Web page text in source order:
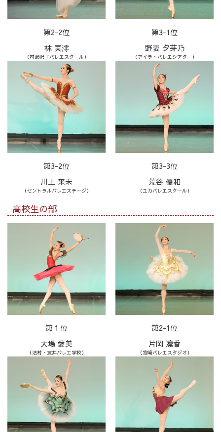
第2-2位
林 実澪
（村瀬沢子バレエスクール）
第3-1位
野妻 夕芽乃
（アイラ・バレエシアター）
第3-2位
川上 来未
（セントラルバレエステージ）
第3-3位
荒谷 優和
（ユカバレエスクール）
高校生の部
第１位
大場 愛美
（法村・友井バレエ学校）
第2-1位
片岡 凜香
（宮崎バレエスタジオ）